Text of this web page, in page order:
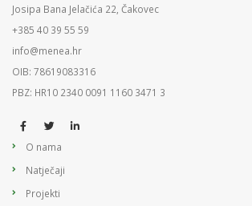
Josipa Bana Jelačića 22, Čakovec
+385 40 39 55 59
info@menea.hr
OIB: 78619083316
PBZ: HR10 2340 0091 1160 3471 3
O nama
Natječaji
Projekti